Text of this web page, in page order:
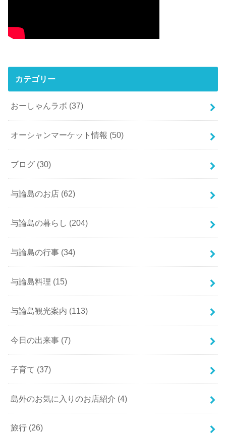
カテゴリー
おーしゃんラボ (37)
オーシャンマーケット情報 (50)
ブログ (30)
与論島のお店 (62)
与論島の暮らし (204)
与論島の行事 (34)
与論島料理 (15)
与論島観光案内 (113)
今日の出来事 (7)
子育て (37)
島外のお気に入りのお店紹介 (4)
旅行 (26)